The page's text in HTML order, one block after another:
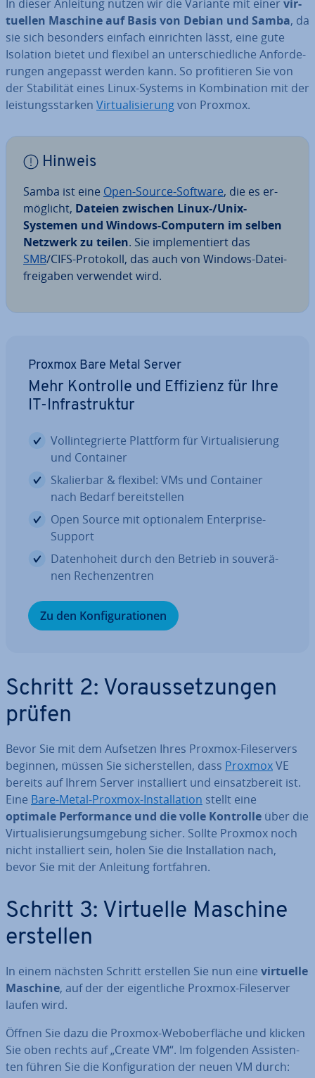
In dieser Anleitung nutzen wir die Variante mit einer vir­
tu­el­len Maschine auf Basis von Debian und Samba, da
sie sich besonders einfach ein­rich­ten lässt, eine gute
Isolation bietet und flexibel an un­ter­schied­li­che An­for­de­
run­gen angepasst werden kann. So pro­fi­tie­ren Sie von
der Sta­bi­li­tät eines Linux-Systems in Kom­bi­na­ti­on mit der
leis­tungs­star­ken Vir­tua­li­sie­rungvon Proxmox.
Hinweis
Samba ist eine Open-Source-Software, die es er­
mög­licht, Dateien zwischen Linux-/Unix-
Systemen und Windows-Computern im selben
Netzwerk zu teilen. Sie im­ple­men­tiert das
SMB/CIFS-Protokoll, das auch von Windows-Da­tei­
frei­ga­ben verwendet wird.
Proxmox Bare Metal Server
Mehr Kontrolle und Effizienz für Ihre
IT-In­fra­struk­tur
Voll­in­te­grier­te Plattform für Vir­tua­li­sie­rung
und Container
Ska­lier­bar & flexibel: VMs und Container
nach Bedarf be­reit­stel­len
Open Source mit op­tio­na­lem En­ter­pri­se-
Support
Da­ten­ho­heit durch den Betrieb in sou­ve­rä­
nen Re­chen­zen­tren
Zu den Kon­fi­gu­ra­tio­nen
Schritt 2: Vor­aus­set­zun­gen
prüfen
Bevor Sie mit dem Aufsetzen Ihres Proxmox-File­ser­vers
beginnen, müssen Sie si­cher­stel­len, dass ProxmoxVE
bereits auf Ihrem Server in­stal­liert und ein­satz­be­reit ist.
Eine Bare-Metal-Proxmox-In­stal­la­ti­on stellt eine
optimale Per­for­mance und die volle Kontrolle über die
Vir­tua­li­sie­rungs­um­ge­bung sicher. Sollte Proxmox noch
nicht in­stal­liert sein, holen Sie die In­stal­la­ti­on nach,
bevor Sie mit der Anleitung fort­fah­ren.
Schritt 3: Virtuelle Maschine
erstellen
In einem nächsten Schritt erstellen Sie nun eine virtuelle
Maschine, auf der der ei­gent­li­che Proxmox-File­ser­ver
laufen wird.
Öffnen Sie dazu die Proxmox-Web­ober­flä­che und klicken
Sie oben rechts auf „Create VM“. Im folgenden As­sis­ten­
ten führen Sie die Kon­fi­gu­ra­ti­on der neuen VM durch: